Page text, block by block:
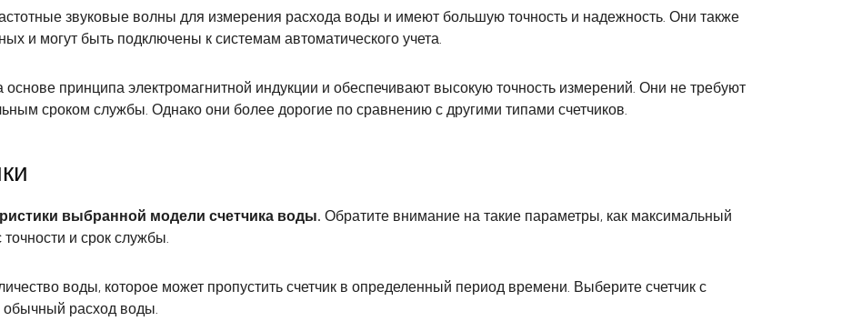
звуковые волны для измерения расхода воды и имеют большую точность и надежность. Они также
и могут быть подключены к системам автоматического учета.
принципа электромагнитной индукции и обеспечивают высокую точность измерений. Они не требуют
сроком службы. Однако они более дорогие по сравнению с другими типами счетчиков.
выбранной модели счетчика воды. Обратите внимание на такие параметры, как максимальный
и срок службы.
воды, которое может пропустить счетчик в определенный период времени. Выберите счетчик с
расход воды.